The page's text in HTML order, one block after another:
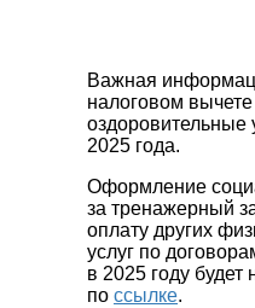
Важная
налоговом
оздоровительные
2025 года.
Оформление
за тренажерный
оплату других
услуг по
в 2025 году
по ссылке.